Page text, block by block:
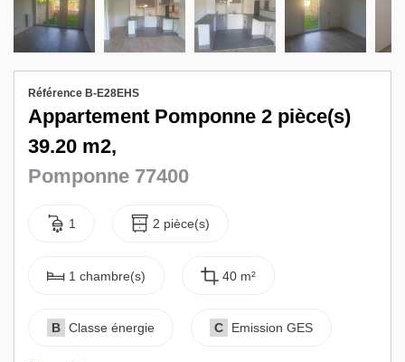
Référence B-E28EHS
Appartement Pomponne 2 pièce(s)
39.20 m2,
Pomponne 77400
1 2 pièce(s)
1 chambre(s) 40 m²
B Classe énergie C Emission GES